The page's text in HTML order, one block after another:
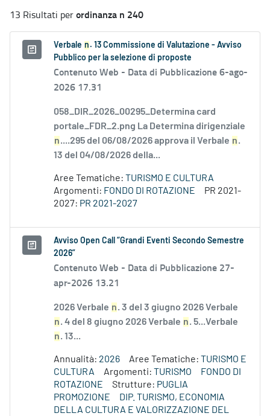
13 Risultati perordinanza n 240
Verbale n . 13 Commissione di Valutazione - Avviso
Pubblico per la selezione di proposte
Contenuto Web - Data di Pubblicazione 6-ago-
2026 17.31
058_DIR_2026_00295_Determina card
portale_FDR_2.png La Determina dirigenziale
n....295 del 06/08/2026 approva il Verbale n.
13 del 04/08/2026 della...
Aree Tematiche: TURISMO E CULTURA
Argomenti: FONDO DI ROTAZIONE
PR 2021-
2027: PR 2021-2027
Avviso Open Call “Grandi Eventi Secondo Semestre
2026”
Contenuto Web - Data di Pubblicazione 27-
apr-2026 13.21
2026 Verbale n. 3 del 3 giugno 2026 Verbale
n. 4 del 8 giugno 2026 Verbale n. 5...Verbale
n. 13...
Annualità: 2026 Aree Tematiche: TURISMO E
CULTURA
Argomenti: TURISMO
FONDO DI
ROTAZIONE
Strutture: PUGLIA
PROMOZIONE
DIP. TURISMO, ECONOMIA
DELLA CULTURA E VALORIZZAZIONE DEL